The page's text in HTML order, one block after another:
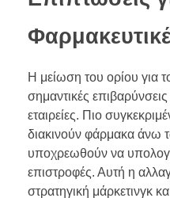
Η μείωση του ορίου για
σημαντικές
εταιρείες. Πιο
διακινούν φάρμακα άνω
υποχρεωθούν να
επιστροφές. Αυτή η
στρατηγική μάρκετινγκ